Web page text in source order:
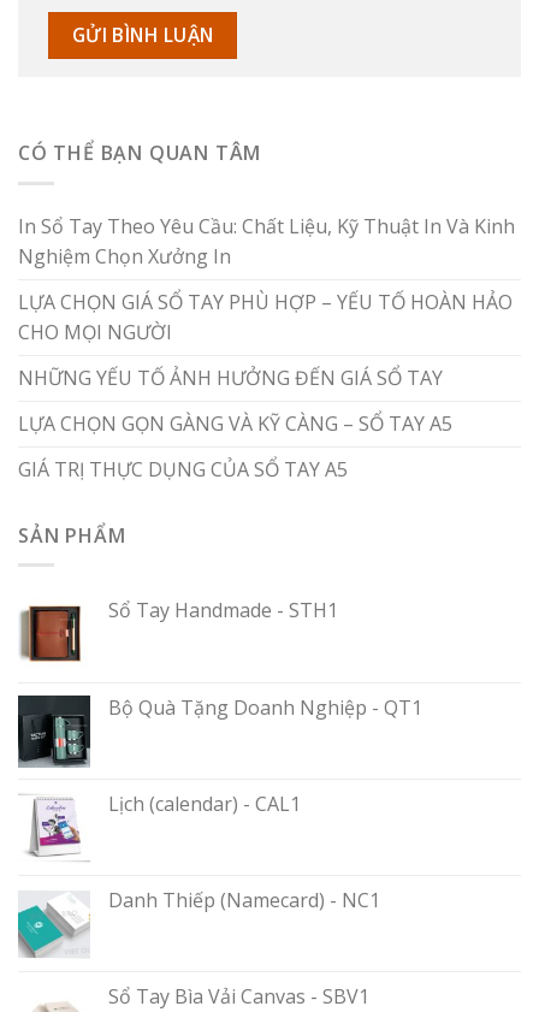
CÓ THỂ BẠN QUAN TÂM
In Sổ Tay Theo Yêu Cầu: Chất Liệu, Kỹ Thuật In Và Kinh
Nghiệm Chọn Xưởng In
LỰA CHỌN GIÁ SỔ TAY PHÙ HỢP – YẾU TỐ HOÀN HẢO
CHO MỌI NGƯỜI
NHỮNG YẾU TỐ ẢNH HƯỞNG ĐẾN GIÁ SỔ TAY
LỰA CHỌN GỌN GÀNG VÀ KỸ CÀNG – SỔ TAY A5
GIÁ TRỊ THỰC DỤNG CỦA SỔ TAY A5
SẢN PHẨM
Sổ Tay Handmade - STH1
Bộ Quà Tặng Doanh Nghiệp - QT1
Lịch (calendar) - CAL1
Danh Thiếp (Namecard) - NC1
Sổ Tay Bìa Vải Canvas - SBV1